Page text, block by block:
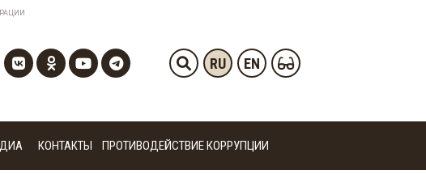
RU EN
КОНТАКТЫ ПРОТИВОДЕЙСТВИЕ КОРРУПЦИИ